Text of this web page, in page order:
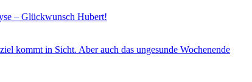
– Glückwunsch Hubert!
kommt in Sicht. Aber auch das ungesunde Wochenende